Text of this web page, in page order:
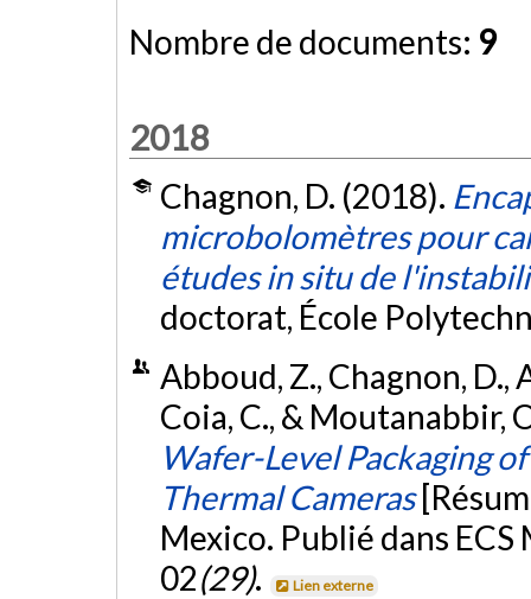
Nombre de documents: 9
2018
Chagnon, D. (2018).
microbolomètres pour
études in situ de
doctorat, École
Abboud, Z., Chagnon, D.,
Coia, C., & Moutanabbir,
Wafer-Level Packaging
Thermal Cameras
Mexico. Publié dans
02(29). Lien externe